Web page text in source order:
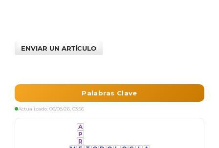
ENVIAR UN ARTÍCULO